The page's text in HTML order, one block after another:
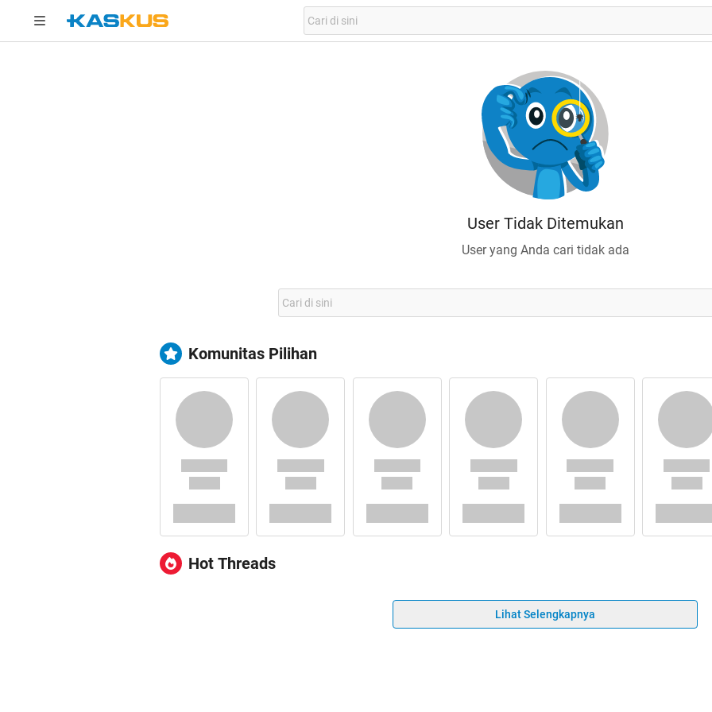
User Tidak Ditemukan
User yang Anda cari tidak ada
Komunitas Pilihan
Hot Threads
Lihat Selengkapnya